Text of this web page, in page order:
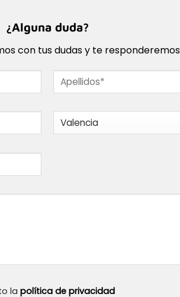
¿Alguna duda?
con tus dudas y te
la política de privacidad